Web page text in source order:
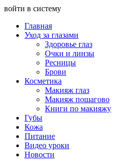
войти в систему
Главная
Уход за глазами
Здоровье глаз
Очки и линзы
Ресницы
Брови
Косметика
Макияж глаз
Макияж пошагово
Книги по макияжу
Губы
Кожа
Питание
Видео уроки
Новости